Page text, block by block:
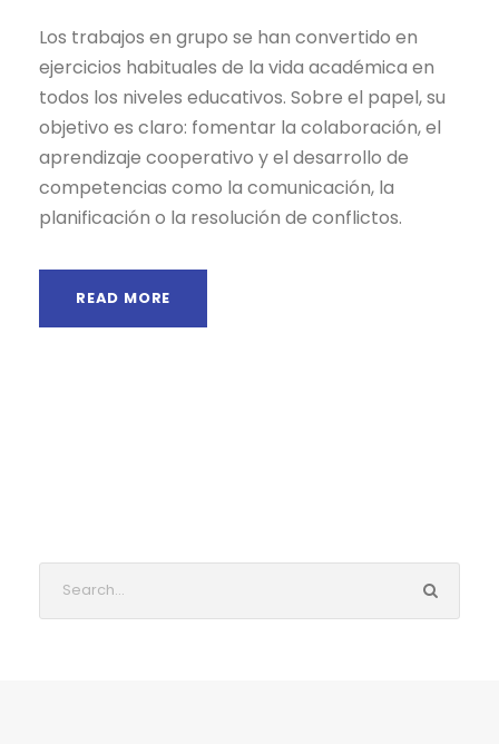
Los trabajos en grupo se han convertido en
ejercicios habituales de la vida académica en
todos los niveles educativos. Sobre el papel, su
objetivo es claro: fomentar la colaboración, el
aprendizaje cooperativo y el desarrollo de
competencias como la comunicación, la
planificación o la resolución de conflictos.
READ MORE